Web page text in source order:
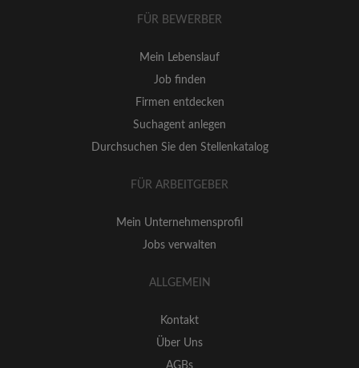
FÜR BEWERBER
Mein Lebenslauf
Job finden
Firmen entdecken
Suchagent anlegen
Durchsuchen Sie den Stellenkatalog
FÜR ARBEITGEBER
Mein Unternehmensprofil
Jobs verwalten
ALLGEMEIN
Kontakt
Über Uns
AGBs